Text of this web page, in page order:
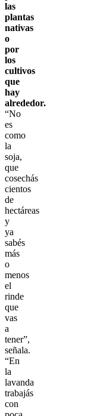
las
plantas
nativas
o
por
los
cultivos
que
hay
alrededor.
“No
es
como
la
soja,
que
cosechás
cientos
de
hectáreas
y
ya
sabés
más
o
menos
el
rinde
que
vas
a
tener”,
señala.
“En
la
lavanda
trabajás
con